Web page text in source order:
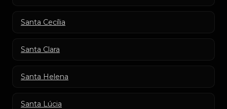
Santa Cecília
Santa Clara
Santa Helena
Santa Lúcia